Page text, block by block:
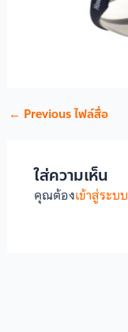
← Previous ไฟล์สื่อ
ใส่ความเห็น
คุณต้องเข้าสู่ระบบ